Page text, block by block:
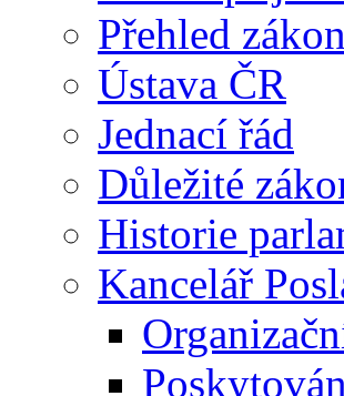
Přehled
Ústava ČR
Jednací řád
Důležité
Historie
Kancelář